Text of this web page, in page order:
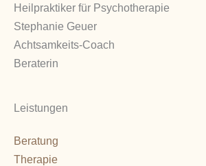
Heilpraktiker für Psychotherapie
Stephanie Geuer
Achtsamkeits-Coach
Beraterin
Leistungen
Beratung
Therapie